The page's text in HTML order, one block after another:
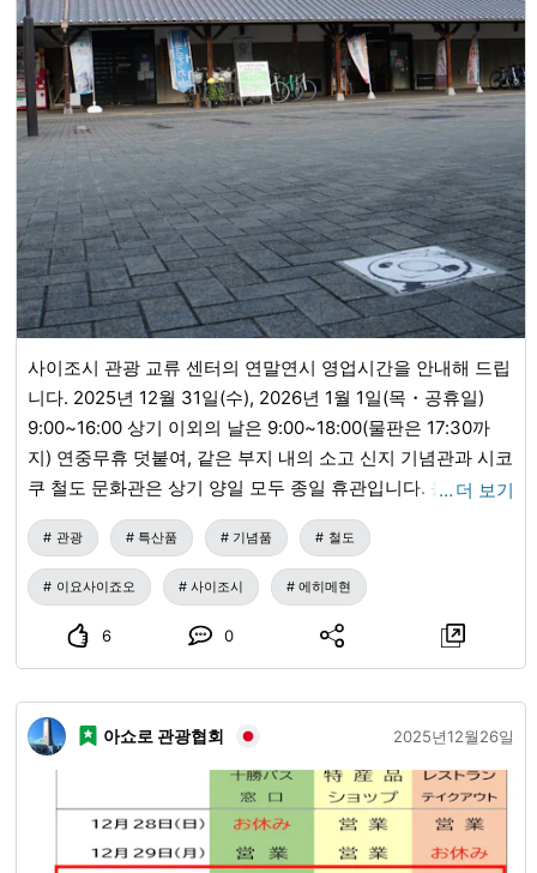
사이조시 관광 교류 센터의 연말연시 영업시간을 안내해 드립
니다. 2025년 12월 31일(수), 2026년 1월 1일(목・공휴일)
9:00~16:00 상기 이외의 날은 9:00~18:00(물판은 17:30까
지) 연중무휴 덧붙여, 같은 부지 내의 소고 신지 기념관과 시코
쿠 철도 문화관은 상기 양일 모두 종일 휴관입니다. 올해도 많
은 분들이 찾아주셔서 진심으로 감사드립니다. 내년에도 잘
부탁드립니다.
… 더 보기
관광 특산품 기념품 철도
이요사이죠오 사이조시 에히메현
6 0
아쇼로 관광협회 2025년12월26일